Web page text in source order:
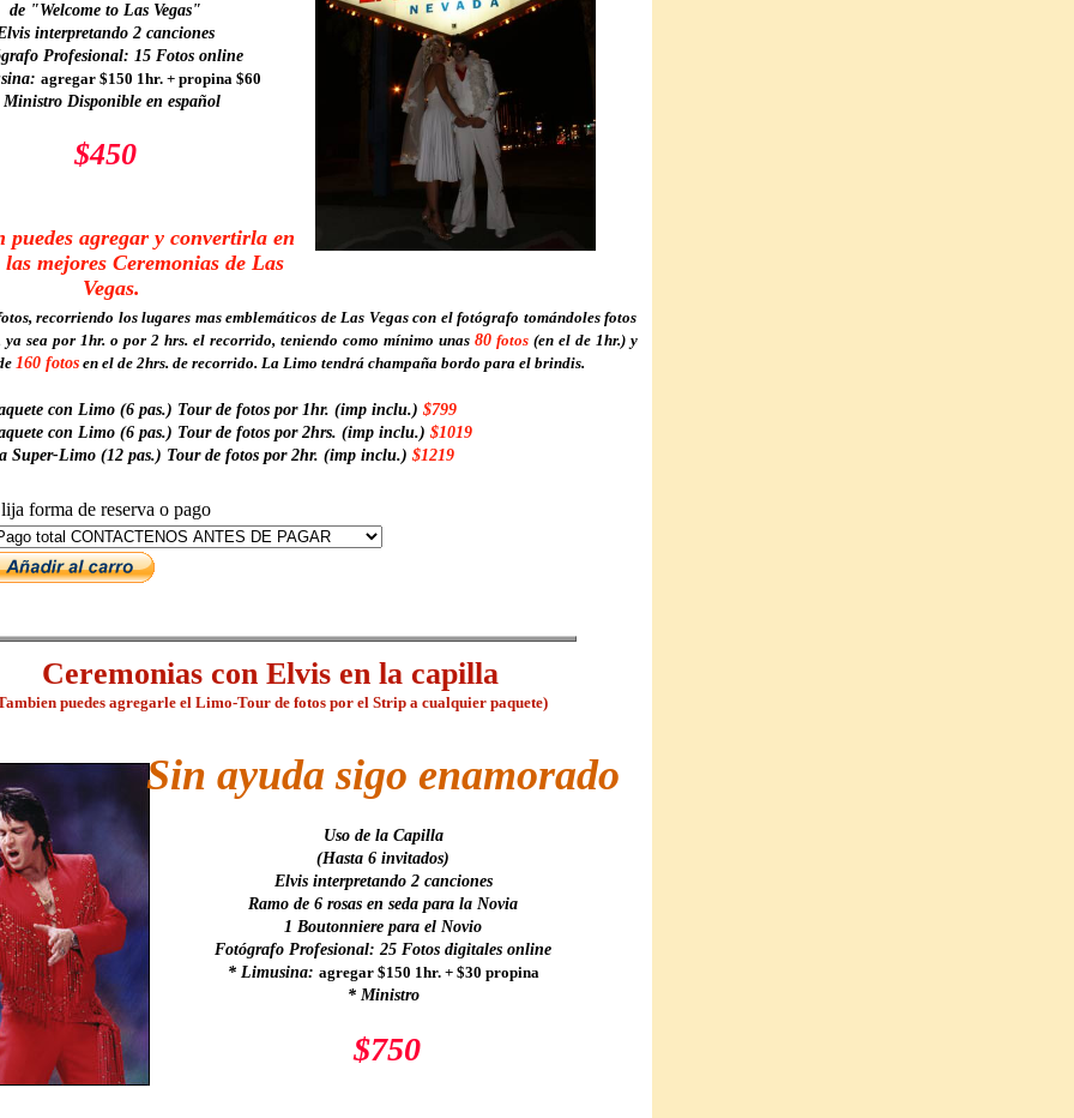
Sin ayuda sigo enamorado
Uso de la Capilla
(Hasta 6 invitados)
Elvis interpretando 2 canciones
Ramo de 6 rosas en seda para la Novia
1 Boutonniere para el Novio
Fotógrafo Profesional: 25 Fotos digitales online
* Limusina: agregar $150 1hr. + $30 propina
* Ministro
$750
forma de reserva o pago
de "Welcome to Las Vegas"
interpretando 2 canciones
Profesional: 15 Fotos online
agregar $150 1hr. + propina $60
Disponible en español
$450
recorriendo los lugares mas emblemáticos de Las Vegas con el fotógrafo tomándoles fotos
ya sea por 1hr. o por 2 hrs. el recorrido, teniendo como mínimo unas 80fotos(en el de 1hr.) y
160 fotos en el de 2hrs. de recorrido. La Limo tendrá champaña bordo para el brindis.
con Limo (6 pas.) Tour de fotos por 1hr. (imp inclu.) $799
con Limo (6 pas.) Tour de fotos por 2hrs. (imp inclu.) $1019
Super-Limo (12 pas.) Tour de fotos por 2hr. (imp inclu.) $1219
puedes agregar y convertirla en
mejores Ceremonias de Las
Vegas.
Ceremonias con Elvis en la capilla
puedes agregarle el Limo-Tour de fotos por el Strip a cualquier paquete)